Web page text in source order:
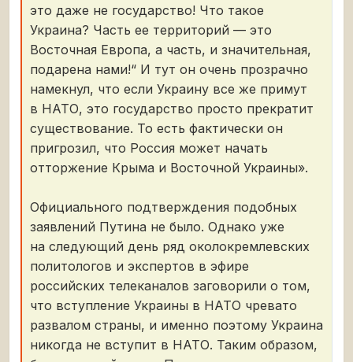
это даже не государство! Что такое
Украина? Часть ее территорий — это
Восточная Европа, а часть, и значительная,
подарена нами!“ И тут он очень прозрачно
намекнул, что если Украину все же примут
в НАТО, это государство просто прекратит
существование. То есть фактически он
пригрозил, что Россия может начать
отторжение Крыма и Восточной Украины».
Официального подтверждения подобных
заявлений Путина не было. Однако уже
на следующий день ряд околокремлевских
политологов и экспертов в эфире
российских телеканалов заговорили о том,
что вступление Украины в НАТО чревато
развалом страны, и именно поэтому Украина
никогда не вступит в НАТО. Таким образом,